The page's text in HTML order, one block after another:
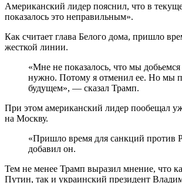
Американский лидер пояснил, что в
показалось это неправильным».
Как считает глава Белого дома, пришло
жесткой линии.
«Мне не показалось, что мы добьемся
нужно. Потому я отменил ее. Но мы
будущем», — сказал Трамп.
При этом американский лидер пообещал
на Москву.
«Пришло время для санкций против
добавил он.
Тем не менее Трамп выразил мнение, что
Путин, так и украинский президент